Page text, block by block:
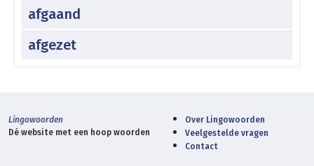
afgaand
afgezet
Lingowoorden
Dé website met een hoop woorden
Over Lingowoorden
Veelgestelde vragen
Contact